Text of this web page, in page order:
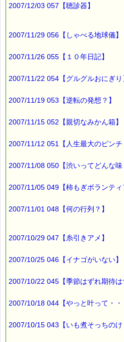
＜箱入りみかんを美味しく食べる
│＜箱入りみかんを美味しく食べる
│(1)箱の裏側から開封し、底側のみ
│(3)生ものですからできるだけお早
張り紙でしょう！
これは、
他のお店ではどうなっているのか
チョット調べてみました。
スーパーや八百屋さんの
別のスーパーに行ってみました。
確認日：○月○日」
底から開封する事までは、書いて
やっぱり、
お店によって対応がちがうようで
2007/12/03 057【聴診器】
2007/11/29 056【しゃべる地球儀】
2007/11/26 055【１０年日記】
2007/11/22 054【グルグルおにぎり
2007/11/19 053【逆転の発想？】
2007/11/15 052【親切なみかん箱】
2007/11/12 051【人生最大のピンチ
2007/11/08 050【渋いってどんな味
2007/11/05 049【柿もぎボランティ
2007/11/01 048【何の行列？】
2007/10/29 047【糸引きアメ】
2007/10/25 046【イナゴがいない】
2007/10/22 045【季節はずれ期待は
2007/10/18 044【やっと叶って・・
2007/10/15 043【いも煮そっちのけ